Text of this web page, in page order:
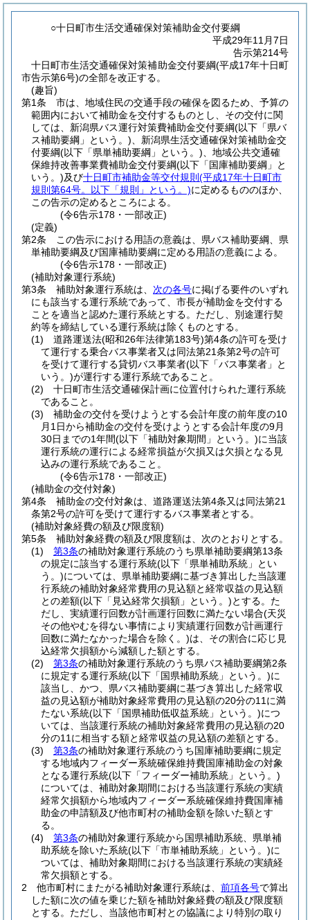
○十日町市生活交通確保対策補助金交付要綱
平成29年11月7日
告示第214号
十日町市生活交通確保対策補助金交付要綱(平成17年十日町
市告示第6号)の全部を改正する。
(趣旨)
第1条
市は、地域住民の交通手段の確保を図るため、予算の
範囲内において補助金を交付するものとし、その交付に関
しては、新潟県バス運行対策費補助金交付要綱(以下「県バ
ス補助要綱」という。) 、新潟県生活交通確保対策補助金交
付要綱(以下「県単補助要綱」という。) 、地域公共交通確
保維持改善事業費補助金交付要綱(以下「国庫補助要綱」と
いう。)及び十日町市補助金等交付規則 (平成17年十日町市
規則第64号。以下「規則」という。)に定めるもののほか、
この告示の定めるところによる。
(令6告示178・一部改正)
(定義)
第2条
この告示における用語の意義は、県バス補助要綱、県
単補助要綱及び国庫補助要綱に定める用語の意義による。
(令6告示178・一部改正)
(補助対象運行系統)
第3条
補助対象運行系統は、 次の各号に掲げる要件のいずれ
にも該当する運行系統であって、市長が補助金を交付する
ことを適当と認めた運行系統とする。 ただし、別途運行契
約等を締結している運行系統は除くものとする。
(1)
道路運送法(昭和26年法律第183号)第4条の許可を受け
て運行する乗合バス事業者又は同法第21条第2号の許可
を受けて運行する貸切バス事業者(以下「バス事業者」と
いう。)が運行する運行系統であること。
(2)
十日町市生活交通確保計画に位置付けられた運行系統
であること。
(3)
補助金の交付を受けようとする会計年度の前年度の10
月1日から補助金の交付を受けようとする会計年度の9月
30日までの1年間(以下「補助対象期間」という。)に当該
運行系統の運行による経常損益が欠損又は欠損となる見
込みの運行系統であること。
(令6告示178・一部改正)
(補助金の交付対象)
第4条
補助金の交付対象は、道路運送法第4条又は同法第21
条第2号の許可を受けて運行するバス事業者とする。
(補助対象経費の額及び限度額)
第5条
補助対象経費の額及び限度額は、次のとおりとする。
(1)
第3条の補助対象運行系統のうち県単補助要綱第13条
の規定に該当する運行系統(以下「県単補助系統」とい
う。)については、県単補助要綱に基づき算出した当該運
行系統の補助対象経常費用の見込額と経常収益の見込額
との差額(以下「見込経常欠損額」という。)とする。 た
だし、実績運行回数が計画運行回数に満たない場合(天災
その他やむを得ない事情により実績運行回数が計画運行
回数に満たなかった場合を除く。)は、その割合に応じ見
込経常欠損額から減額した額とする。
(2)
第3条の補助対象運行系統のうち県バス補助要綱第2条
に規定する運行系統(以下「国県補助系統」という。)に
該当し、かつ、県バス補助要綱に基づき算出した経常収
益の見込額が補助対象経常費用の見込額の20分の11に満
たない系統(以下「国県補助低収益系統」という。)につ
いては、当該運行系統の補助対象経常費用の見込額の20
分の11に相当する額と経常収益の見込額の差額とする。
(3)
第3条の補助対象運行系統のうち国庫補助要綱に規定
する地域内フィーダー系統確保維持費国庫補助金の対象
となる運行系統(以下「フィーダー補助系統」という。)
については、補助対象期間における当該運行系統の実績
経常欠損額から地域内フィーダー系統確保維持費国庫補
助金の申請額及び他市町村の補助金額を除いた額とす
る。
(4)
第3条の補助対象運行系統から国県補助系統、県単補
助系統を除いた系統(以下「市単補助系統」という。)に
ついては、補助対象期間における当該運行系統の実績経
常欠損額とする。
2
他市町村にまたがる補助対象運行系統は、 前項各号で算出
した額に次の値を乗じた額を補助対象経費の額及び限度額
とする。 ただし、当該他市町村との協議により特別の取り